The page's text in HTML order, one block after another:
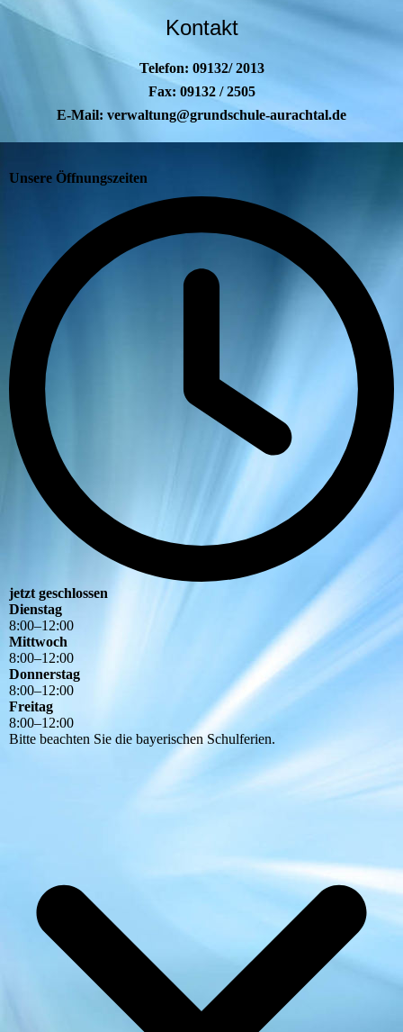
Kontakt
Telefon: 09132/ 2013
Fax: 09132 / 2505
E-Mail: verwaltung@grundschule-aurachtal.de
Unsere Öffnungszeiten
jetzt geschlossen
Dienstag
8:00–12:00
Mittwoch
8:00–12:00
Donnerstag
8:00–12:00
Freitag
8:00–12:00
Bitte beachten Sie die bayerischen Schulferien.